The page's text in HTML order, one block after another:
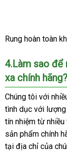
Rung hoàn toàn
4.Làm sao Úc
để
xa chính hãng?
Chúng tôi phụ
kiện
với
tình dục hàng
Hiệu
với lượng
tín nhiệm từ nhiều
sản phẩm chính
tại địa chỉ sửa
của